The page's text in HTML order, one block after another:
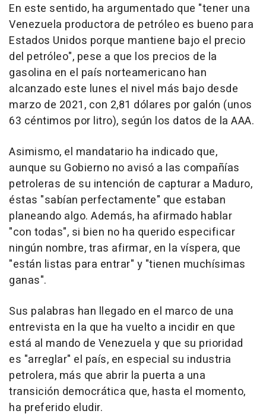
En este sentido, ha argumentado que "tener una
Venezuela productora de petróleo es bueno para
Estados Unidos porque mantiene bajo el precio
del petróleo", pese a que los precios de la
gasolina en el país norteamericano han
alcanzado este lunes el nivel más bajo desde
marzo de 2021, con 2,81 dólares por galón (unos
63 céntimos por litro), según los datos de la AAA.
Asimismo, el mandatario ha indicado que,
aunque su Gobierno no avisó a las compañías
petroleras de su intención de capturar a Maduro,
éstas "sabían perfectamente" que estaban
planeando algo. Además, ha afirmado hablar
"con todas", si bien no ha querido especificar
ningún nombre, tras afirmar, en la víspera, que
"están listas para entrar" y "tienen muchísimas
ganas".
Sus palabras han llegado en el marco de una
entrevista en la que ha vuelto a incidir en que
está al mando de Venezuela y que su prioridad
es "arreglar" el país, en especial su industria
petrolera, más que abrir la puerta a una
transición democrática que, hasta el momento,
ha preferido eludir.